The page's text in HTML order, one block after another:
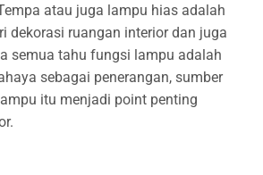
Murah
atau juga lampu hias adalah
dekorasi ruangan interior dan juga
semua tahu fungsi lampu adalah
sebagai penerangan, sumber
itu menjadi point penting